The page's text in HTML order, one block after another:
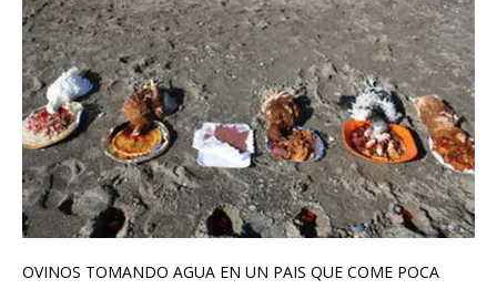
OVINOS TOMANDO AGUA EN UN PAIS QUE COME POCA